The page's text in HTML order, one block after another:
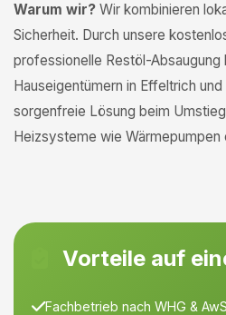
Warum wir? Wir kombinieren
Sicherheit. Durch unsere
professionelle Restöl-Absaugung
Hauseigentümern in Effeltrich
sorgenfreie Lösung beim
Heizsysteme wie Wärmepumpen
Vorteile auf
Fachbetrieb nach WHG &